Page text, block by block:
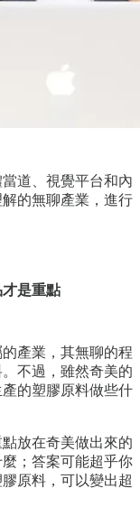
道、視覺平台和內
的無聊產業，進行
是重點
產業，其無聊的程
不過，雖然奇美的
的塑膠原料做些什
放在奇美做出來的
；答案可能超乎你
原料，可以變出超